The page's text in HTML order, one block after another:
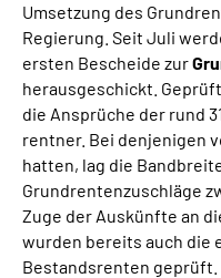
Umsetzung des
Regierung. Seit Juli
ersten Bescheide zur
herausgeschickt.
die Ansprüche der rund
rentner. Bei denjenigen
hatten, lag die
Grundrentenzuschläge
Zuge der Auskünfte an
wurden bereits auch die
Bestandsrenten